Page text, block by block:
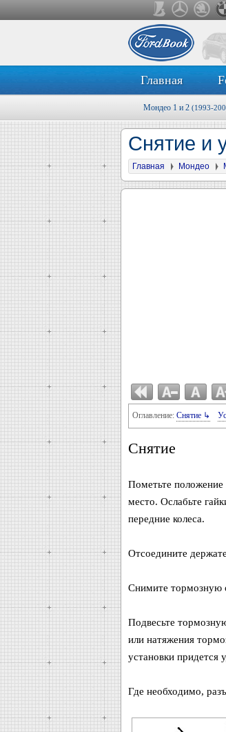
Главная
Мондео 1 и 2 (1993-
Снятие и
Главная Мондео
Оглавление: Снятие ↳
Снятие
Пометьте положение
место. Ослабьте
передние колеса.
Отсоедините
Снимите тормозную
Подвесьте
или натяжения
установки придется
Где необходимо,